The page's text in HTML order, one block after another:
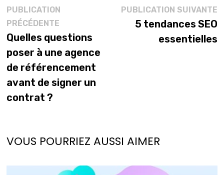
Navigation
de
l’article
PUBLICATION
PRÉCÉDENTEPublication
précédente :
Quelles questions
poser à une agence
de référencement
avant de signer un
contrat ?
PUBLICATION SUIVANTE
5 tendances SEO
essentielles
VOUS POURRIEZ AUSSI AIMER